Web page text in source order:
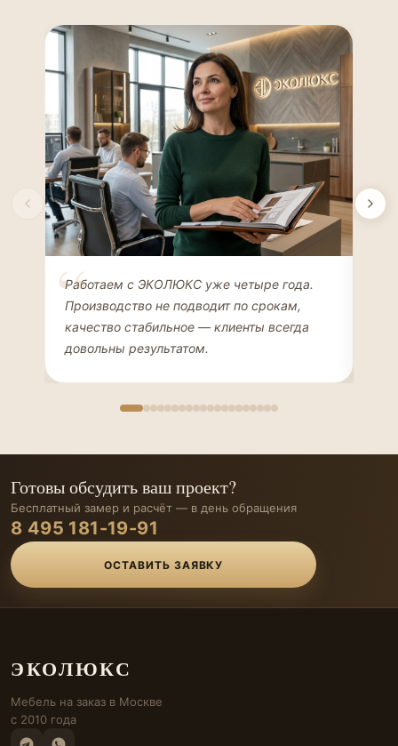
Елена Соколова
ДИЗАЙНЕР ИНТЕРЬЕРОВ
Работаем с ЭКОЛЮКС уже четыре года.
Производство не подводит по срокам,
качество стабильное — клиенты всегда
довольны результатом.
Готовы обсудить ваш проект?
Бесплатный замер и расчёт — в день обращения
8 495 181-19-91
ОСТАВИТЬ ЗАЯВКУ
ЭКОЛЮКС
Мебель на заказ в Москве
с 2010 года